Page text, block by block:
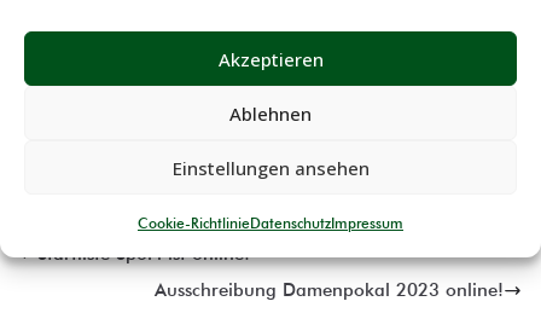
Akzeptieren
Ablehnen
Einstellungen ansehen
Cookie-RichtlinieDatenschutzImpressum
Ihr findet diese unter Sport-> Kreismeisterschaft+
Allen weiterhin „Gut Schuss!“
Startliste SpoPi ist online!
Ausschreibung Damenpokal 2023 online!